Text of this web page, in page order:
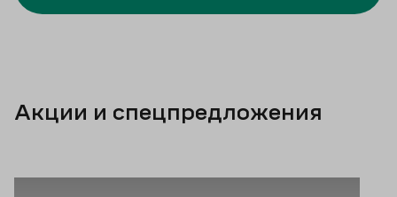
Акции и спецпредложения